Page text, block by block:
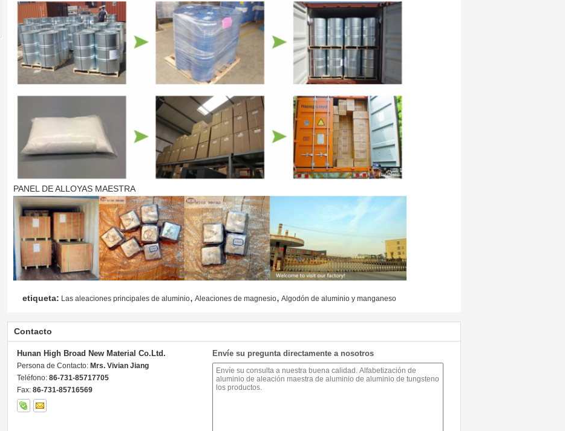
PANEL DE ALLOYAS MAESTRA
etiqueta: Las aleaciones principales de aluminio, Aleaciones de magnesio, Algodón de aluminio y manganeso
Contacto
Hunan High Broad New Material Co.Ltd.
Persona de Contacto: Mrs. Vivian Jiang
Teléfono: 86-731-85717705
Fax: 86-731-85716569
Envíe su pregunta directamente a nosotros